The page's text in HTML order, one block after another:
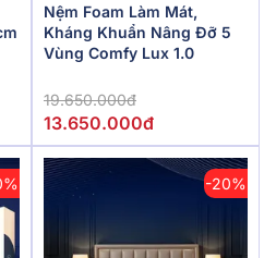
Nệm Foam Làm Mát,
Kháng Khuẩn Nâng Đỡ 5
Vùng Comfy Lux 1.0
19.650.000đ
13.650.000đ
-20%